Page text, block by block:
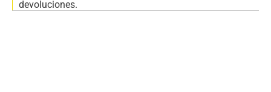
devoluciones.